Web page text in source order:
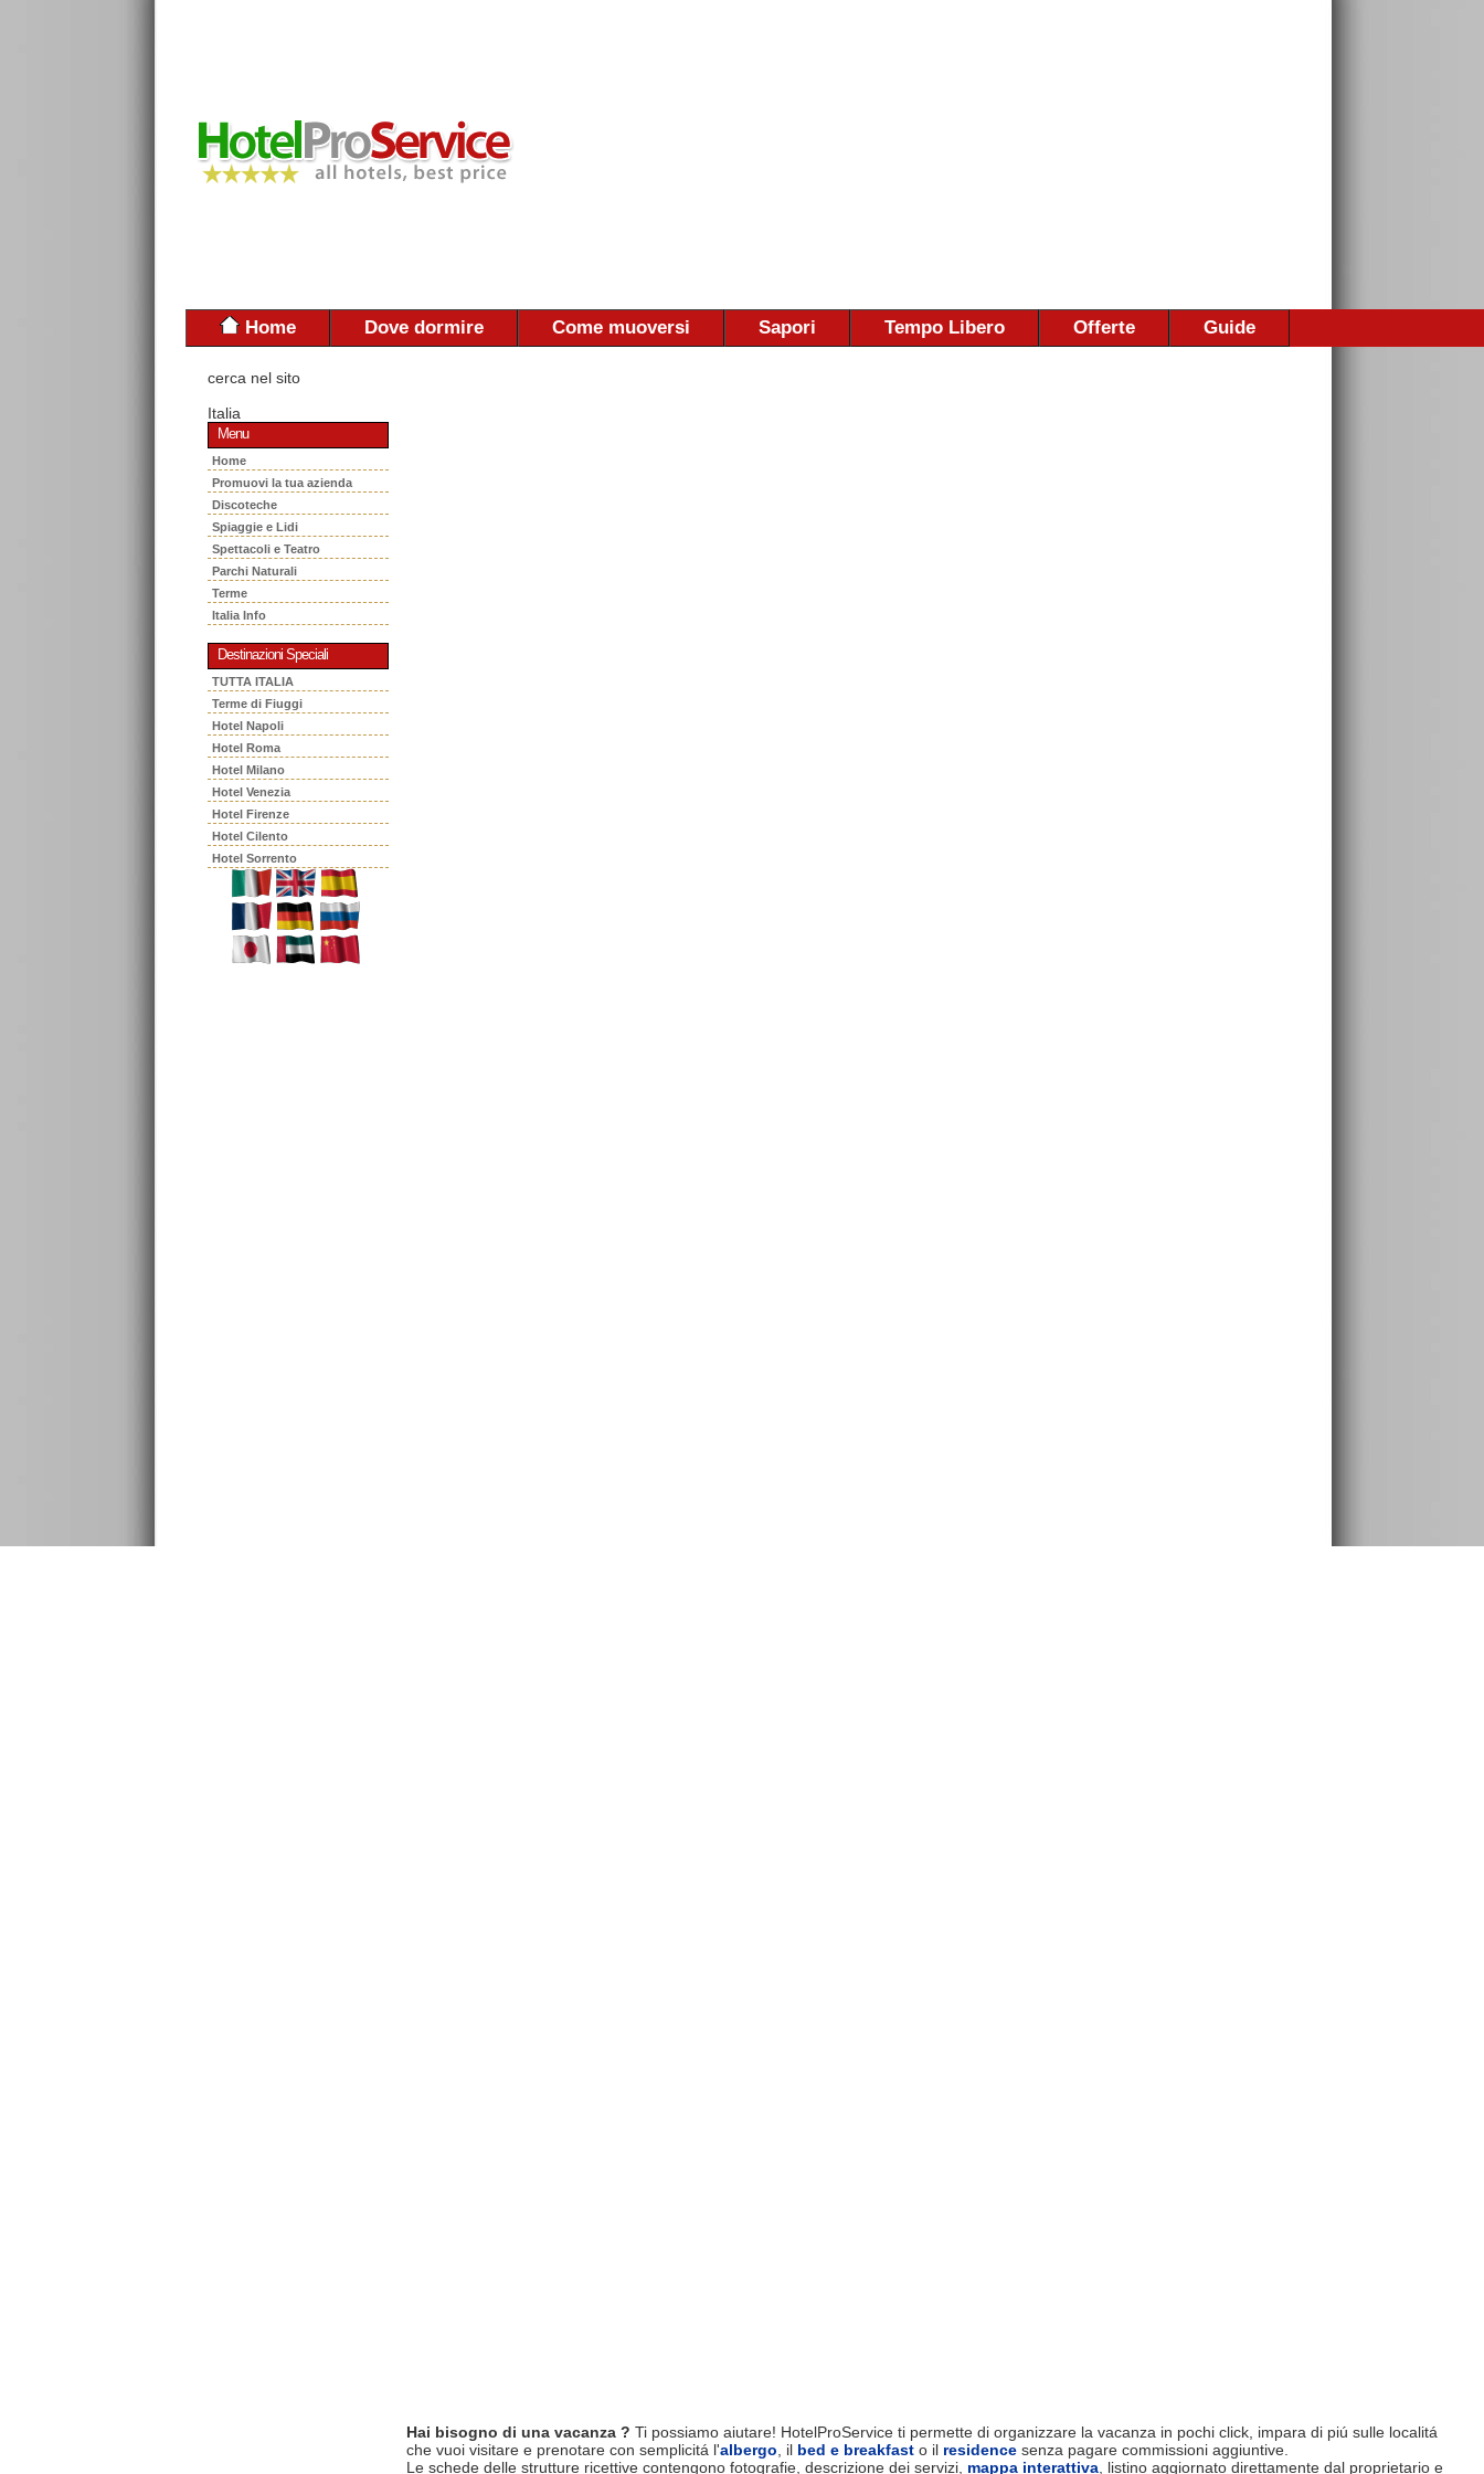
Home Dove dormire Come muoversi Sapori Tempo Libero Offerte Guide
cerca nel sito
Italia
Menu
Home
Promuovi la tua azienda
Discoteche
Spiaggie e Lidi
Spettacoli e Teatro
Parchi Naturali
Terme
Italia Info
Destinazioni Speciali
TUTTA ITALIA
Terme di Fiuggi
Hotel Napoli
Hotel Roma
Hotel Milano
Hotel Venezia
Hotel Firenze
Hotel Cilento
Hotel Sorrento
Hai bisogno di una vacanza ? Ti possiamo aiutare! HotelProService ti permette di organizzare la vacanza in pochi click, impara di piú sulle localitá
che vuoi visitare e prenotare con semplicitá l'albergo , il bed e breakfast o il residence senza pagare commissioni aggiuntive.
Le schede delle strutture ricettive contengono fotografie, descrizione dei servizi, mappa interattiva , listino aggiornato direttamente dal proprietario e